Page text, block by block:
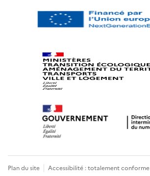
Plan du site Accessibilité : totalement conforme